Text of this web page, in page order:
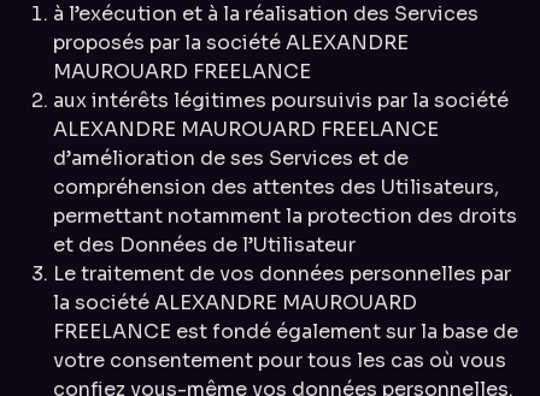
à l’exécution et à la réalisation des Services
proposés par la société ALEXANDRE
MAUROUARD FREELANCE
aux intérêts légitimes poursuivis par la société
ALEXANDRE MAUROUARD FREELANCE
d’amélioration de ses Services et de
compréhension des attentes des Utilisateurs,
permettant notamment la protection des droits
et des Données de l’Utilisateur
Le traitement de vos données personnelles par
la société ALEXANDRE MAUROUARD
FREELANCE est fondé également sur la base de
votre consentement pour tous les cas où vous
confiez vous-même vos données personnelles.